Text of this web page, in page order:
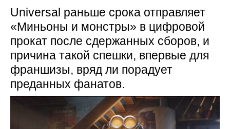
Universal раньше срока отправляет
«Миньоны и монстры» в цифровой
прокат после сдержанных сборов, и
причина такой спешки, впервые для
франшизы, вряд ли порадует
преданных фанатов.